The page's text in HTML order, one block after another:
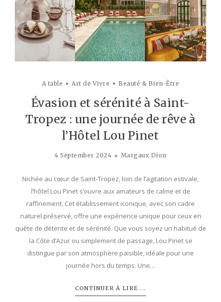
A table Art de Vivre Beauté & Bien-Être
Évasion et sérénité à Saint-
Tropez : une journée de rêve à
l’Hôtel Lou Pinet
4 September 2024 Margaux Dion
Nichée au cœur de Saint-Tropez, loin de l’agitation estivale,
l’hôtel Lou Pinet s’ouvre aux amateurs de calme et de
raffinement. Cet établissement iconique, avec son cadre
naturel préservé, offre une expérience unique pour ceux en
quête de détente et de sérénité. Que vous soyez un habitué de
la Côte d’Azur ou simplement de passage, Lou Pinet se
distingue par son atmosphère paisible, idéale pour une
journée hors du temps. Une…
CONTINUER À LIRE ...